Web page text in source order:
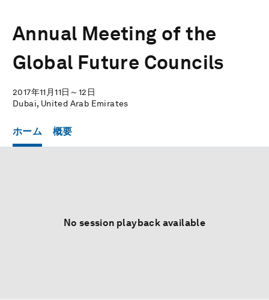
Annual Meeting of the
Global Future Councils
2017年11月11日～12日
Dubai, United Arab Emirates
ホーム 概要
No session playback available